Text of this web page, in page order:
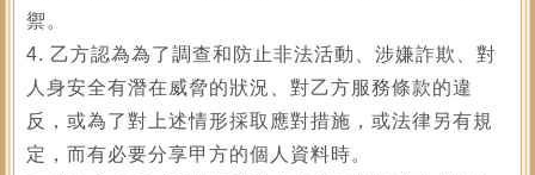
禦。
4. 乙方認為為了調查和防止非法活動、涉嫌詐欺、對
人身安全有潛在威脅的狀況、對乙方服務條款的違
反，或為了對上述情形採取應對措施，或法律另有規
定，而有必要分享甲方的個人資料時。